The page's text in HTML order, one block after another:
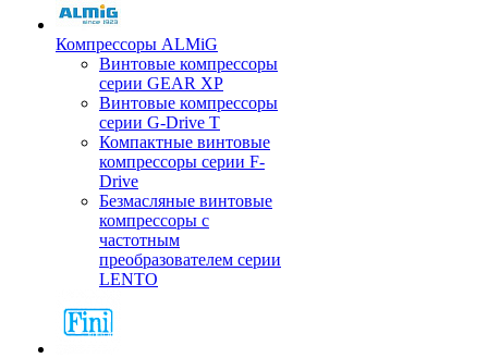
Компрессоры ALMiG
Винтовые компрессоры
серии GEAR XP
Винтовые компрессоры
серии G-Drive T
Компактные винтовые
компрессоры серии F-
Drive
Безмасляные винтовые
компрессоры с
частотным
преобразователем серии
LENTO